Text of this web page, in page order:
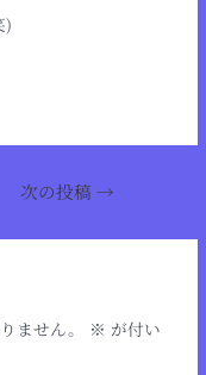
)
次の投稿→
ません。 ※ が付い